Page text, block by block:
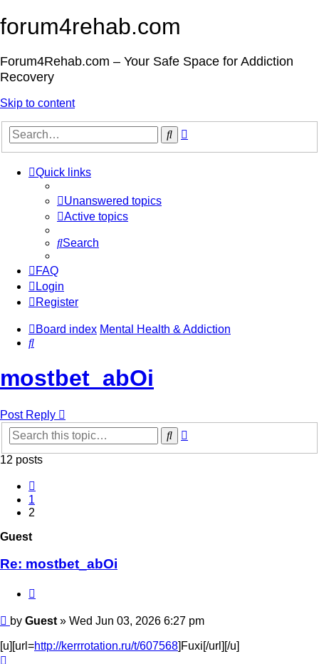
forum4rehab.com
Forum4Rehab.com – Your Safe Space for Addiction
Recovery
Skip to content
Search
Quick links
Unanswered topics
Active topics
Search
FAQ
Login
Register
Board index Mental Health & Addiction
Search
mostbet_abOi
Post Reply
Search
12 posts
1
2
Guest
Re: mostbet_abOi
Post
by Guest » Wed Jun 03, 2026 6:27 pm
[u][url=http://kerrrotation.ru/t/607568]Fuxi[/url][/u]